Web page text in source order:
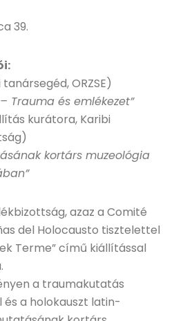
39.
ORZSE)
Trauma és emlékezet”
kurátora, Karibi
kortárs muzeológia
azaz a Comité
del Holocausto tisztelettel
Terme” című kiállítással
a traumakutatás
a holokauszt latin-